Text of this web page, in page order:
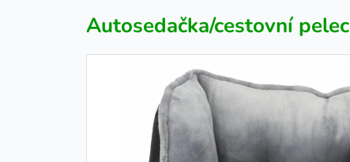
Autosedačka/cestovní